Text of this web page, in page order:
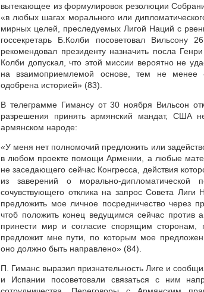
вытекающее из формулировок резолюции
«в любых шагах морального или
мирных целей, преследуемых Лигой Наций с
госсекретарь Б.Колби посоветовал Вильсону
рекомендовал президенту назначить посла
Колби допускал, что этой миссии вероятно не
на взаимоприемлемой основе, тем не менее
одобрена историей» (83).
В телеграмме Гимансу от 30 ноября Вильсон
разрешения принять армянский мандат, США
армянском народе:
«У меня нет полномочий предложить или
в любом проекте помощи Армении, а любые
не заседающего сейчас Конгресса, действия
из заверений о морально-
сочувствующего отклика на запрос Совета
предложить мое личное посредничество через
чтоб положить конец ведущимся сейчас против
принести мир и согласие спорящим сторонам,
предложит мне пути, по которым мое
оно должно быть направлено» (84).
П. Гиманс выразил признательность Лиге и
и Испании посоветовали связаться с ним